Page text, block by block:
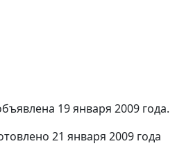
19 января 2009 года.
21 января 2009 года